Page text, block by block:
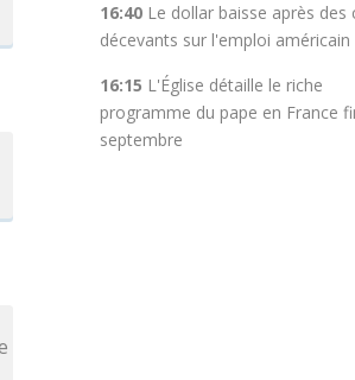
16:40Le dollar baisse après des
décevants sur l'emploi américain
16:15 L'Église détaille le riche
programme du pape en France
septembre